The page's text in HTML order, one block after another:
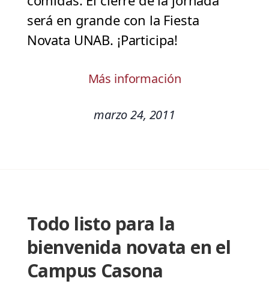
será en grande con la Fiesta
Novata UNAB. ¡Participa!
Más información
marzo 24, 2011
Todo listo para la
bienvenida novata en el
Campus Casona